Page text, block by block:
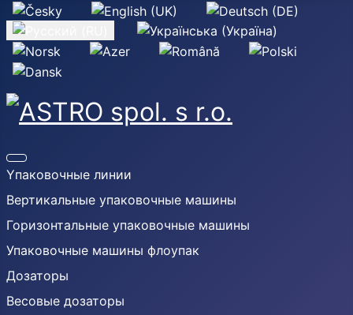
Выберите язык
Yпаковочные линии
Вертикальные упаковочные машины
Горизонтальные упаковочные машины
Упаковочные машины флоупак
Дозаторы
Весовые дозаторы